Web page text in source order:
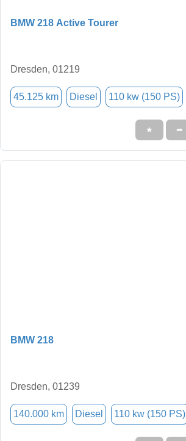
BMW 218 Active Tourer
Dresden, 01219
45.125 km Diesel 110 kw (150 PS)
★ ➦
BMW 218
Dresden, 01239
140.000 km Diesel 110 kw (150 PS)